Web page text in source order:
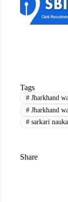
Tags
#Jharkhand
#Jharkhand
#sarkari
Share